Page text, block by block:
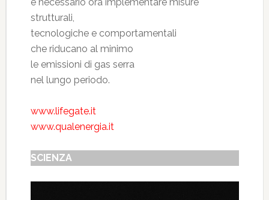
è necessario ora implementare misure
strutturali,
tecnologiche e comportamentali
che riducano al minimo
le emissioni di gas serra
nel lungo periodo.
www.lifegate.it
www.qualenergia.it
SCIENZA